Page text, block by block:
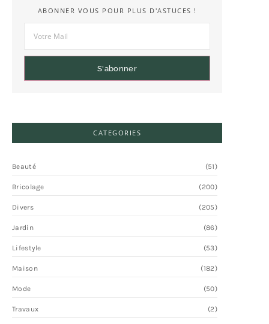
ABONNER VOUS POUR PLUS D'ASTUCES !
S'abonner
CATEGORIES
Beauté (51)
Bricolage (200)
Divers (205)
Jardin (86)
Lifestyle (53)
Maison (182)
Mode (50)
Travaux (2)